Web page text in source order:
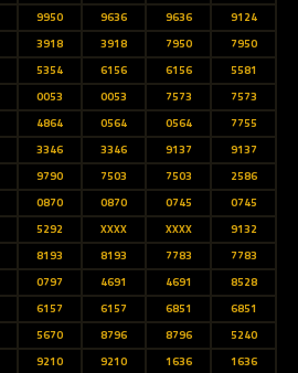
9950 9636 9636
9124
3918 3918 7950
7950
5354 6156 6156
5581
0053 0053 7573
7573
4864 0564 0564
7755
3346 3346 9137
9137
9790 7503 7503
2586
0870 0870 0745
0745
5292 XXXX XXXX
9132
8193 8193 7783
7783
0797 4691 4691
8528
6157 6157 6851
6851
5670 8796 8796
5240
9210 9210 1636
1636